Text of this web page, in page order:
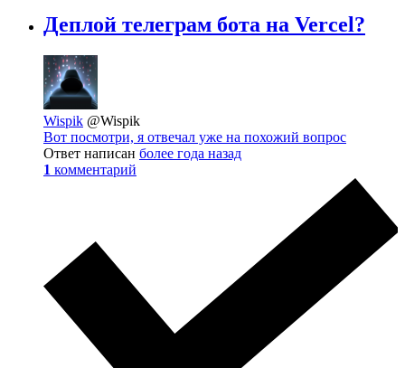
Деплой телеграм бота на Vercel?
Wispik @Wispik
Вот посмотри, я отвечал уже на похожий вопрос
Ответ написан более года назад
1 комментарий